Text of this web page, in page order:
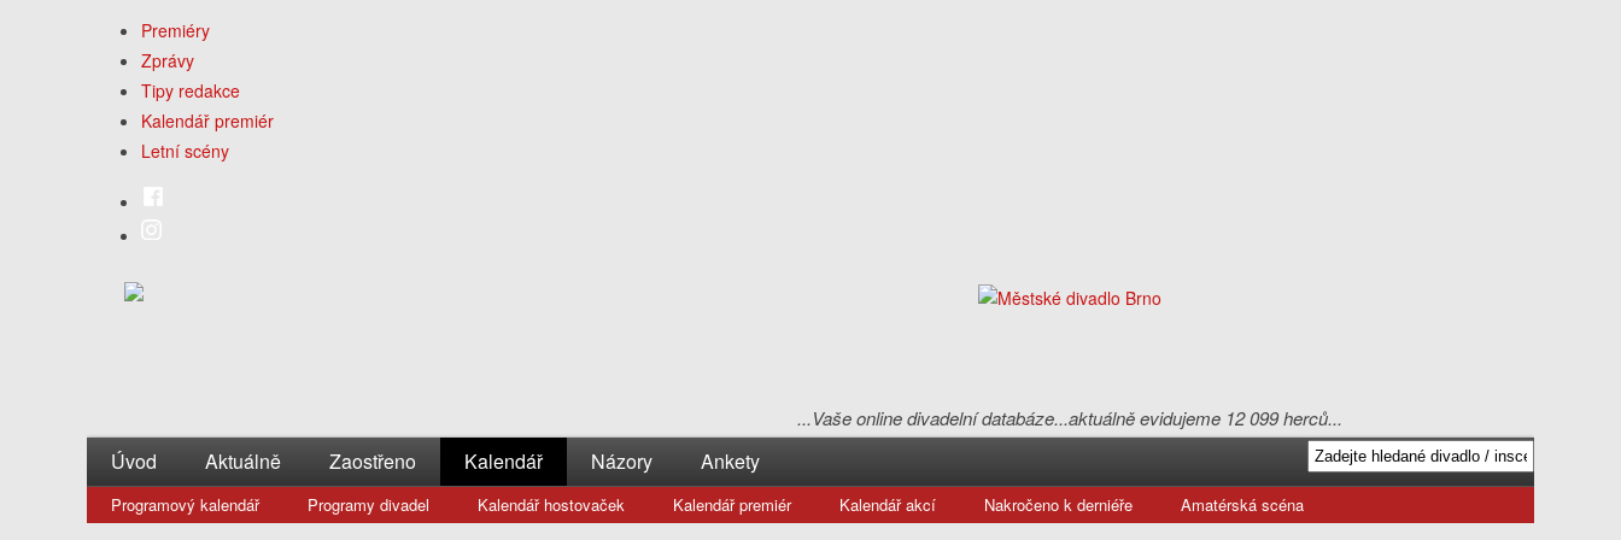
Premiéry
Zprávy
Tipy redakce
Kalendář premiér
Letní scény
...Vaše online divadelní databáze...aktuálně evidujeme 12 099 herců...
Úvod Aktuálně Zaostřeno Kalendář Názory Ankety
Programový kalendář Programy divadel Kalendář hostovaček Kalendář premiér Kalendář akcí Nakročeno k derniéře Amatérská scéna